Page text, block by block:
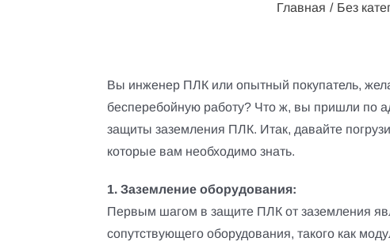
Главная Без
Вы инженер ПЛК или опытный покупатель,
бесперебойную работу? Что ж, вы пришли по
защиты заземления ПЛК. Итак, давайте
которые вам необходимо знать.
1. Заземление оборудования:
Первым шагом в защите ПЛК от заземления
сопутствующего оборудования, такого как